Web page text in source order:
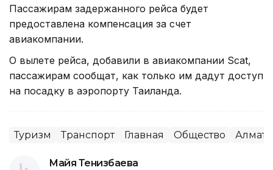
Пассажирам задержанного рейса будет
предоставлена компенсация за счет
авиакомпании.
О вылете рейса, добавили в авиакомпании Scat,
пассажирам сообщат, как только им дадут доступ
на посадку в аэропорту Таиланда.
Туризм Транспорт Главная Общество
Майя Тенизбаева